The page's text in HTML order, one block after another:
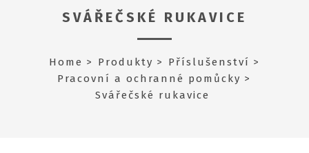
SVÁŘEČSKÉ RUKAVICE
Home Produkty
Příslušenství
Pracovní a ochranné pomůcky
Svářečské rukavice